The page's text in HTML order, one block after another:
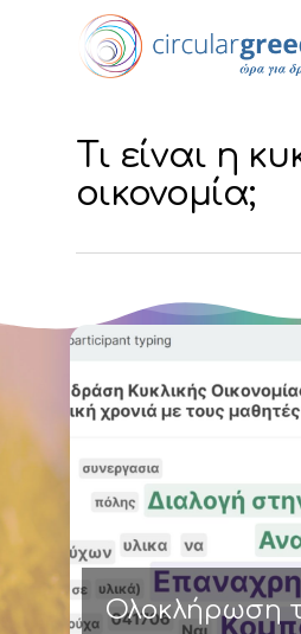
Hit enter to search
Τι είναι η
οικονομία;
Ολοκλήρωση